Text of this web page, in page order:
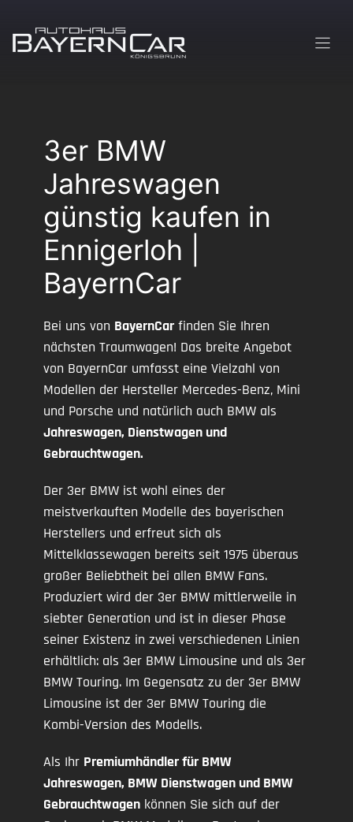
Inhalt
springen
3er BMW
Jahreswagen
günstig kaufen in
Ennigerloh |
BayernCar
Bei uns von BayernCar finden Sie Ihren
nächsten Traumwagen! Das breite Angebot
von BayernCar umfasst eine Vielzahl von
Modellen der Hersteller Mercedes-Benz, Mini
und Porsche und natürlich auch BMW als
Jahreswagen, Dienstwagen und
Gebrauchtwagen.
Der 3er BMW ist wohl eines der
meistverkauften Modelle des bayerischen
Herstellers und erfreut sich als
Mittelklassewagen bereits seit 1975 überaus
großer Beliebtheit bei allen BMW Fans.
Produziert wird der 3er BMW mittlerweile in
siebter Generation und ist in dieser Phase
seiner Existenz in zwei verschiedenen Linien
erhältlich: als 3er BMW Limousine und als 3er
BMW Touring. Im Gegensatz zu der 3er BMW
Limousine ist der 3er BMW Touring die
Kombi-Version des Modells.
Als Ihr Premiumhändler für BMW
Jahreswagen, BMW Dienstwagen und BMW
Gebrauchtwagen können Sie sich auf der